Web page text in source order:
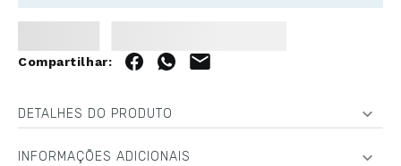
DETALHES DO PRODUTO
INFORMAÇÕES ADICIONAIS